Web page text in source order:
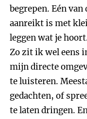
begrepen. Eén
aanreikt is met
leggen wat je
Zo zit ik wel eens
mijn directe
te luisteren.
gedachten, of
te laten dringen.